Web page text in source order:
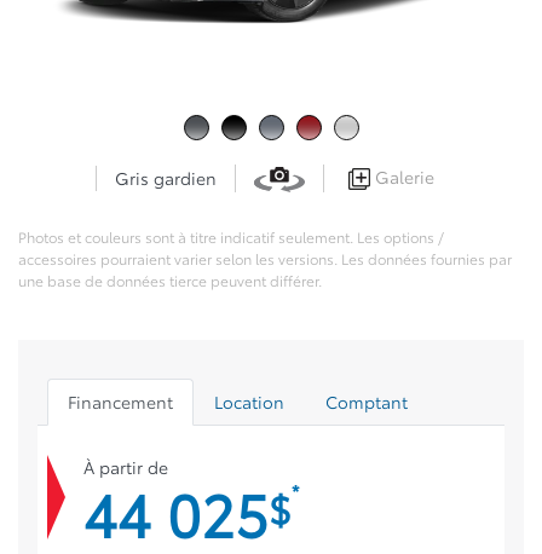
Gris gardien Galerie
Photos et couleurs sont à titre indicatif seulement. Les options /
accessoires pourraient varier selon les versions. Les données fournies par
une base de données tierce peuvent différer.
Financement Location Comptant
À partir de
44 025$*